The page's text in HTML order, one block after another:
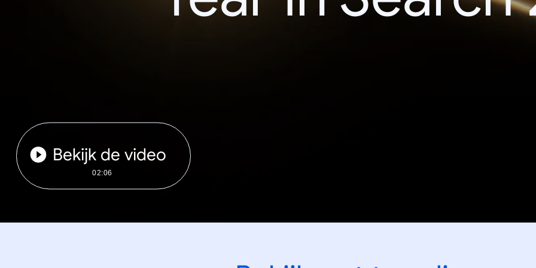
Bekijk de video
02:06